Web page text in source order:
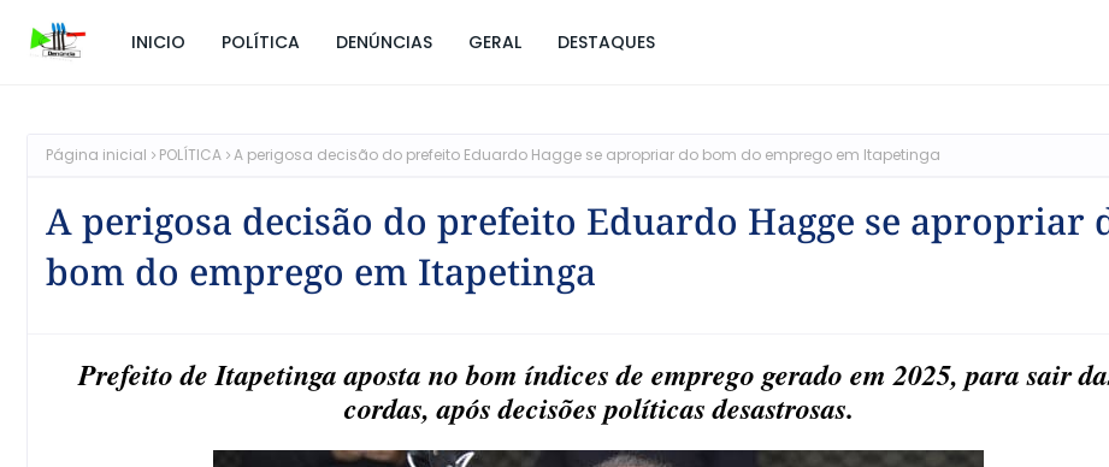
INICIO POLÍTICA DENÚNCIAS GERAL DESTAQUES
Página inicial POLÍTICA A perigosa decisão do prefeito Eduardo Hagge se apropriar do bom do emprego em Itapetinga
A perigosa decisão do prefeito Eduardo Hagge se apropriar
bom do emprego em Itapetinga
Prefeito de Itapetinga aposta no bom índices de emprego gerado em 2025, para sair
cordas, após decisões políticas desastrosas.